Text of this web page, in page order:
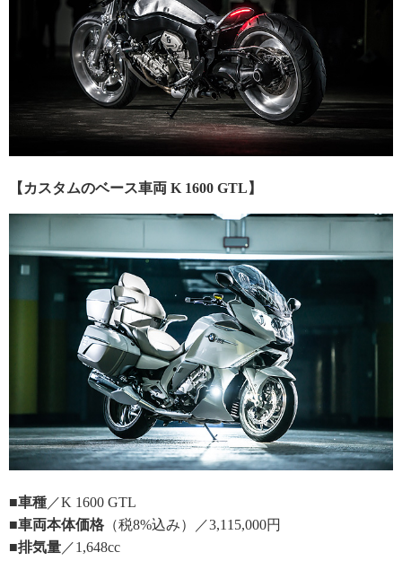
【カスタムのベース車両 K 1600 GTL】
■車種 ／K 1600 GTL
■車両本体価格 （税8%込み）／3,115,000円
■排気量 ／1,648cc